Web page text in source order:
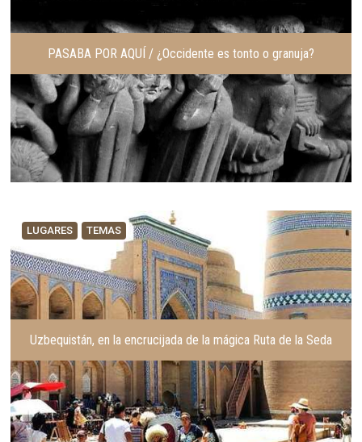
PASABA POR AQUÍ / ¿Occidente es tonto o granuja?
LUGARES TEMAS
Uzbequistán, en la encrucijada de la mágica Ruta de la Seda